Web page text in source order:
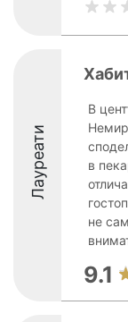
Лауреати
В
в
не
9.1